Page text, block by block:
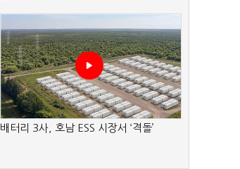
배터리 3사, 호남 ESS 시장서 ‘격돌’